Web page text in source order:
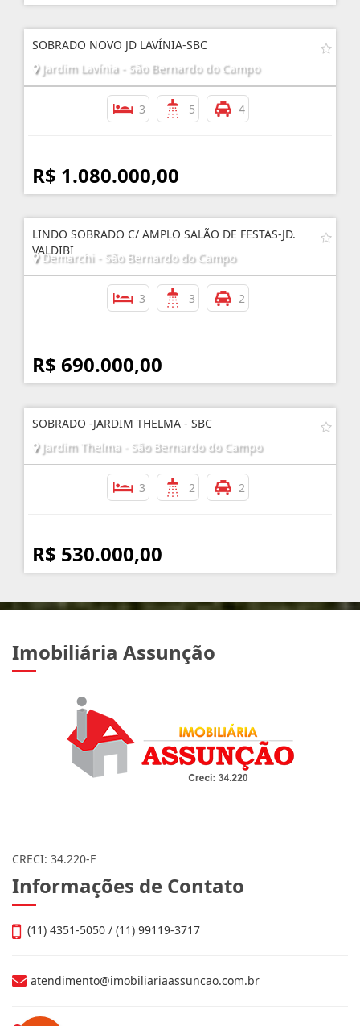
SOBRADO NOVO JD LAVÍNIA-SBC
Jardim Lavínia - São Bernardo do Campo
3 5 4
R$ 1.080.000,00
LINDO SOBRADO C/ AMPLO SALÃO DE FESTAS-JD.
VALDIBI
Demarchi - São Bernardo do Campo
3 3 2
R$ 690.000,00
SOBRADO -JARDIM THELMA - SBC
Jardim Thelma - São Bernardo do Campo
3 2 2
R$ 530.000,00
Imobiliária Assunção
CRECI: 34.220-F
Informações de Contato
(11) 4351-5050 / (11) 99119-3717
atendimento@imobiliariaassuncao.com.br